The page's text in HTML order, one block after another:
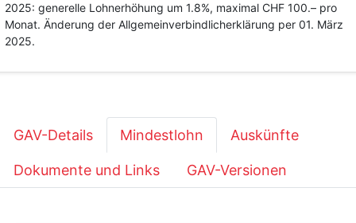
2025: generelle Lohnerhöhung um 1.8%, maximal CHF 100.– pro
Monat. Änderung der Allgemeinverbindlicherklärung per 01. März
2025.
GAV-Details Mindestlohn Auskünfte
Dokumente und Links GAV-Versionen